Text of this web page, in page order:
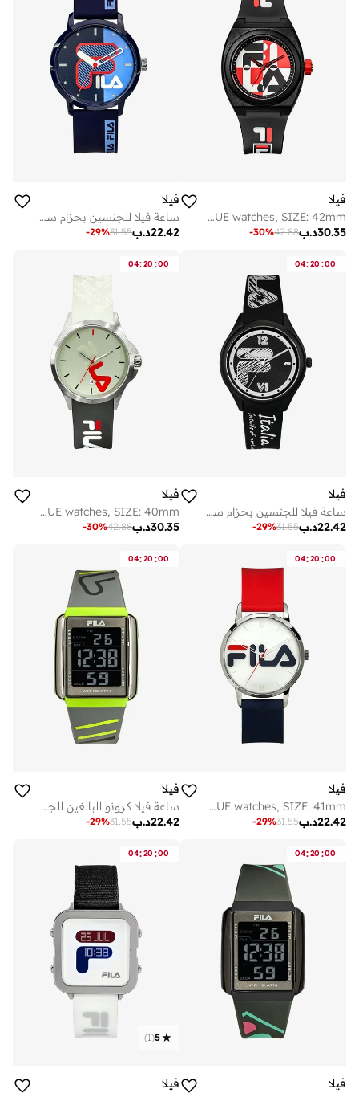
فيلا
FILA ADULT 38-180-102 ANALOGUE watches, SIZE: 42mm
د.ب30.35
42.88
-30%
فيلا
ساعة فيلا للجنسين بحزام سيليكون أزرق وهيكل بلاستيكي، 38-326-001
د.ب22.42
31.55
-29%
04:20 :00
فيلا
ساعة فيلا للجنسين بحزام سيليكون أسود وهيكل بلاستيكي
د.ب22.42
31.55
-29%
04:20 :00
فيلا
FILA ADULT 38-181-006 ANALOGUE watches, SIZE: 40mm
د.ب30.35
42.88
-30%
04:20 :00
فيلا
FILA ADULT 38-316-002 ANALOGUE watches, SIZE: 41mm
د.ب22.42
31.55
-29%
04:20 :00
فيلا
ساعة فيلا كرونو للبالغين للجنسين بهيكل وحزام بلاستيك رمادي، 38-325-005
د.ب22.42
31.55
-29%
04:20 :00
فيلا
04:20 :00
5
(
1
)
فيلا